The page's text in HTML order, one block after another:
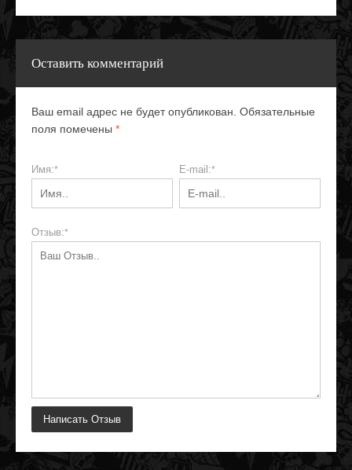
Оставить комментарий
Ваш email адрес не будет опубликован. Обязательные
поля помечены *
Имя:* E-mail:*
Отзыв:*